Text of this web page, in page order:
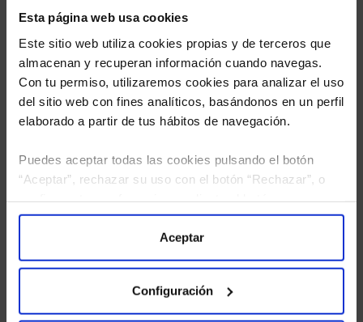
Esta página web usa cookies
Este sitio web utiliza cookies propias y de terceros que
almacenan y recuperan información cuando navegas.
Con tu permiso, utilizaremos cookies para analizar el uso
del sitio web con fines analíticos, basándonos en un perfil
elaborado a partir de tus hábitos de navegación.
Puedes aceptar todas las cookies pulsando el botón
“Aceptar”, rechazar su uso con el botón “Rechazar”, o
“Configuración”. Consulta nuestraPolítica
para más información.
Aceptar
Configuración
He leídola política de privacidady consiento el